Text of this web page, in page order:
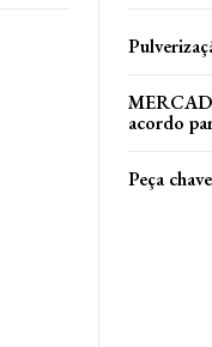
acordo
Peça chave